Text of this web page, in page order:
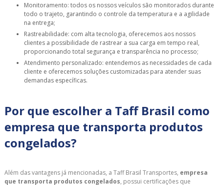
Monitoramento: todos os nossos veículos são monitorados durante
todo o trajeto, garantindo o controle da temperatura e a agilidade
na entrega;
Rastreabilidade: com alta tecnologia, oferecemos aos nossos
clientes a possibilidade de rastrear a sua carga em tempo real,
proporcionando total segurança e transparência no processo;
Atendimento personalizado: entendemos as necessidades de cada
cliente e oferecemos soluções customizadas para atender suas
demandas específicas.
Por que escolher a Taff Brasil como
empresa que transporta produtos
congelados?
Além das vantagens já mencionadas, a Taff Brasil Transportes, empresa
que transporta produtos congelados, possui certificações que